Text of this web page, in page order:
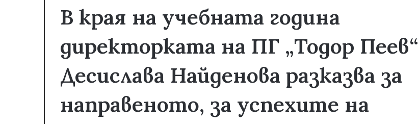
В края на учебната година
директорката на ПГ „Тодор Пеев“
Десислава Найденова разказва за
направеното, за успехите на